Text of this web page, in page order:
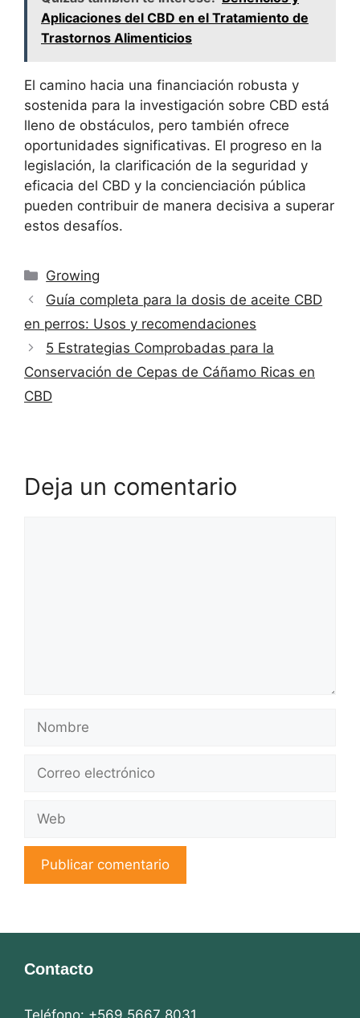
Aplicaciones del CBD en el Tratamiento de
Trastornos Alimenticios
El camino hacia una financiación robusta y
sostenida para la investigación sobre CBD está
lleno de obstáculos, pero también ofrece
oportunidades significativas. El progreso en la
legislación, la clarificación de la seguridad y
eficacia del CBD y la concienciación pública
pueden contribuir de manera decisiva a superar
estos desafíos.
Categorías
Growing
Guía completa para la dosis de aceite CBD
en perros: Usos y recomendaciones
5 Estrategias Comprobadas para la
Conservación de Cepas de Cáñamo Ricas en
CBD
Deja un comentario
electrónico
Contacto
Teléfono: +569 5667 8031